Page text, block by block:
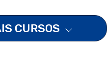
CURSOS